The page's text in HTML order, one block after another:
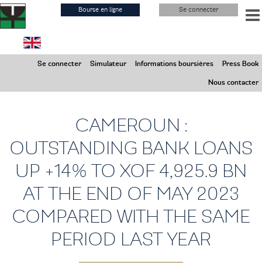
Aller
au
contenu
principal
Bourse en ligne Se connecter
Se connecter Simulateur Informations boursières Press Book
Nous contacter
Vendredi 7 Août 2026
CAMEROUN :
OUTSTANDING BANK LOANS
UP +14% TO XOF 4,925.9 BN
AT THE END OF MAY 2023
COMPARED WITH THE SAME
PERIOD LAST YEAR